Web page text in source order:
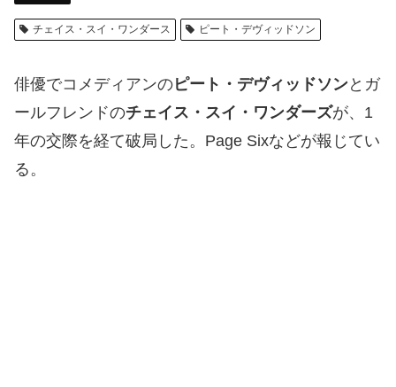
チェイス・スイ・ワンダース ピート・デヴィッドソン
俳優でコメディアンのピート・デヴィッドソンとガ
ールフレンドのチェイス・スイ・ワンダーズが、1
年の交際を経て破局した。Page Sixなどが報じてい
る。